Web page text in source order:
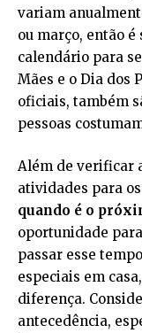
variam
ou março, então
calendário para
Mães e o Dia dos
oficiais, também
pessoas
Além de verificar
atividades para
quando é o
oportunidade
passar esse
especiais em
diferença.
antecedência,